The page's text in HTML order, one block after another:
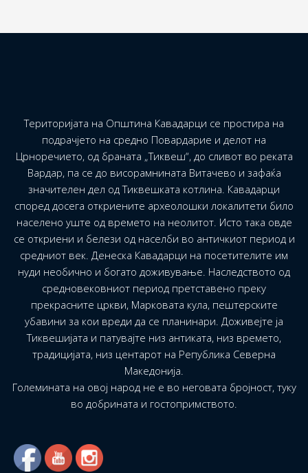
Територијата на Општина Кавадарци се простира на
подрачјето на средно Повардарие и делот на
Црноречието, од браната „Тиквеш“, до сливот во реката
Вардар, па се до висорамнината Витачево и зафаќа
значителен дел од Тиквешката котлина. Кавадарци
според досега откриените археолошки локалитети било
населено уште од времето на неолитот. Исто така овде
се откриени и белези од населби во античкиот период и
средниот век. Денеска Кавадарци на посетителите им
нуди необично и богато доживување. Наследството од
средновековниот период претставено преку
прекрасните цркви, Марковата кула, пештерските
убавини за кои вреди да се планинари. Доживејте ја
Тиквешијата и патувајте низ антиката, низ времето,
традицијата, низ центарот на Република Северна
Македонија.
Големината на овој народ не е во неговата бројност, туку
во добрината и гостопримството.